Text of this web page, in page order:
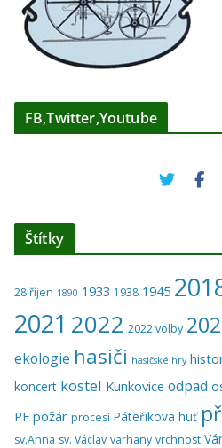
FB,Twitter,Youtube
Štítky
28.říjen 1890 1933 1938 1945
2021 2022 2022 volby
ekologie hasiči hasičské hry
koncert kostel Kunkovice odpad
PF požár procesí Páteříkova huť
sv.Anna sv. Václav varhany vrchnost